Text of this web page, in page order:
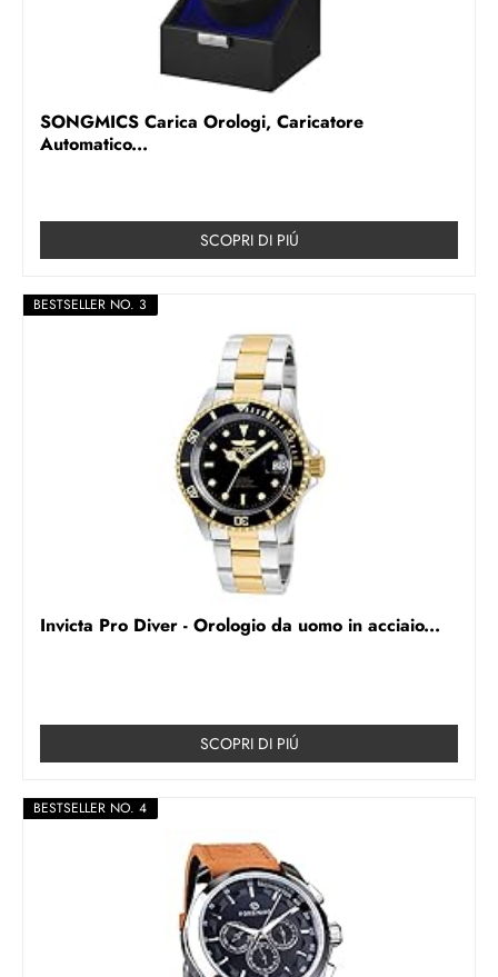
SONGMICS Carica Orologi, Caricatore
Automatico...
SCOPRI DI PIÚ
BESTSELLER NO. 3
Invicta Pro Diver - Orologio da uomo in acciaio...
SCOPRI DI PIÚ
BESTSELLER NO. 4